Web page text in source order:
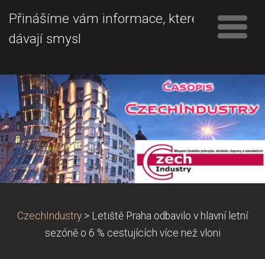
Přinášíme vám informace, které
dávají smysl
CzechIndustry > Letiště Praha odbavilo v hlavní letní
sezóně o 6 % cestujících více než vloni